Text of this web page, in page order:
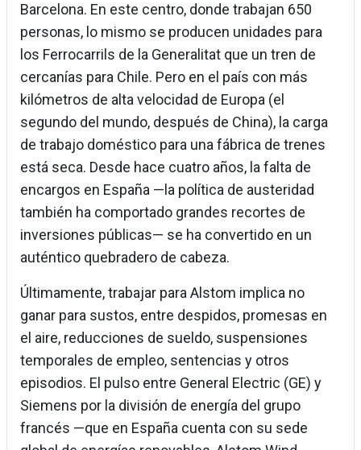
Barcelona. En este centro, donde trabajan 650
personas, lo mismo se producen unidades para
los Ferrocarrils de la Generalitat que un tren de
cercanías para Chile. Pero en el país con más
kilómetros de alta velocidad de Europa (el
segundo del mundo, después de China), la carga
de trabajo doméstico para una fábrica de trenes
está seca. Desde hace cuatro años, la falta de
encargos en España —la política de austeridad
también ha comportado grandes recortes de
inversiones públicas— se ha convertido en un
auténtico quebradero de cabeza.
Últimamente, trabajar para Alstom implica no
ganar para sustos, entre despidos, promesas en
el aire, reducciones de sueldo, suspensiones
temporales de empleo, sentencias y otros
episodios. El pulso entre General Electric (GE) y
Siemens por la división de energía del grupo
francés —que en España cuenta con su sede